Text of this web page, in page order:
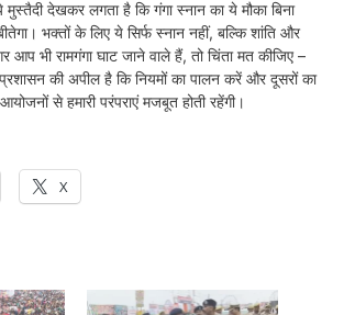
मुस्तैदी देखकर लगता है कि गंगा स्नान का ये मौका बिना
भक्तों के लिए ये सिर्फ स्नान नहीं, बल्कि शांति और
भी रामगंगा घाट जाने वाले हैं, तो चिंता मत कीजिए –
की अपील है कि नियमों का पालन करें और दूसरों का
से हमारी परंपराएं मजबूत होती रहेंगी।
X